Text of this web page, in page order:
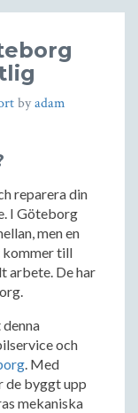
byadam
reparera din
I Göteborg
men en
kommer till
arbete. De har
och
. Med
de byggt upp
mekaniska